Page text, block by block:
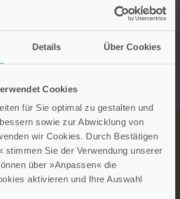
Details Über Cookies
Cookies
für Sie optimal zu gestalten und
sowie zur Abwicklung von
wir Cookies. Durch Bestätigen
stimmen Sie der Verwendung unserer
über »Anpassen« die
aktivieren und Ihre Auswahl